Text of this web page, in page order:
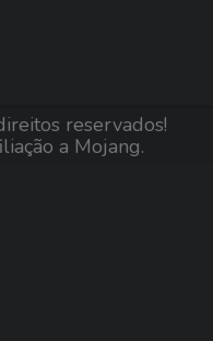
reservados!
a Mojang.